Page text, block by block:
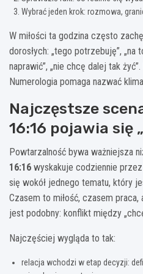
Wybrać jeden krok: rozmowa,
W miłości ta godzina często
dorosłych: „tego potrzebuję”, „na
naprawić”, „nie chcę dalej tak
Numerologia pomaga nazwać
Najczęstsze
16:16 pojawia się
Powtarzalność bywa ważniejsza
16:16 wyskakuje codziennie
się wokół jednego tematu, który
Czasem to miłość, czasem
jest podobny: konflikt między
Najczęściej wygląda to tak:
relacja wchodzi w etap decyzji: